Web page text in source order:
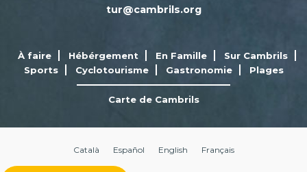
tur@cambrils.org
À faire Hébérgement En Famille
Sur Cambrils
Sports
Cyclotourisme Gastronomie Plages
Carte de Cambrils
Català Español English Français